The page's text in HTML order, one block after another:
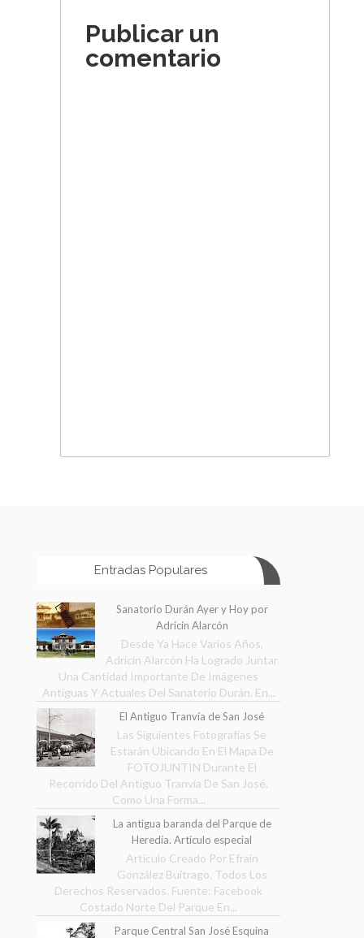
Publicar un
comentario
Entradas Populares
Sanatorio Durán Ayer y Hoy por
Adricín Alarcón
Desde Ya Hace Varios Años,
Adricín Alarcón Ha Logrado Juntar
Una Cantidad Importante De Imágenes
Antiguas Y Actuales Del Sanatorio Durán. En...
El Antiguo Tranvía de San José
Las Siguientes Fotografías Se
Estarán Ubicando En El Mapa De
FOTOJUNTIN Durante El
Recorrido Del Antiguo Tranvía De San José,
Como Una Forma...
La antigua baranda del Parque de
Heredia. Artículo especial
Artículo Creado Por Efraín
González Buitrago. Todos Los
Derechos Reservados. Fuente: Facebook
Costado Norte Del Parque En...
Parque Central San José Esquina